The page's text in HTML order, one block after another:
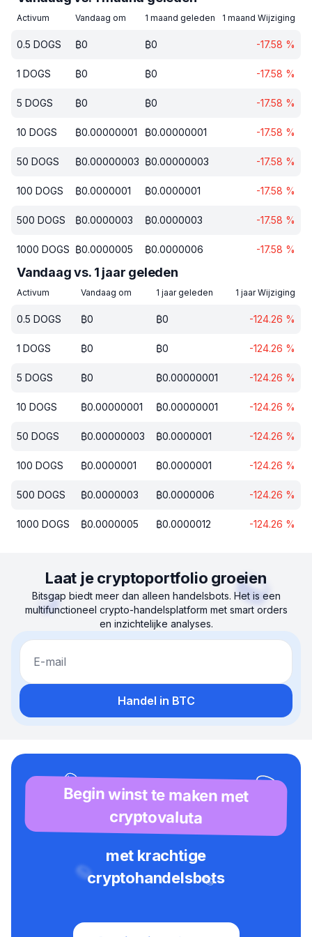
Activum Vandaag om 1 maand geleden 1 maand Wijziging
0.5 DOGS ₿0 ₿0 -17.58 %
1 DOGS ₿0 ₿0 -17.58 %
5 DOGS ₿0 ₿0 -17.58 %
10 DOGS ₿0.00000001 ₿0.00000001 -17.58 %
50 DOGS ₿0.00000003 ₿0.00000003 -17.58 %
100 DOGS ₿0.0000001 ₿0.0000001 -17.58 %
500 DOGS ₿0.0000003 ₿0.0000003 -17.58 %
1000 DOGS ₿0.0000005 ₿0.0000006 -17.58 %
Vandaag vs. 1 jaar geleden
Activum Vandaag om 1 jaar geleden 1 jaar Wijziging
0.5 DOGS ₿0 ₿0 -124.26 %
1 DOGS ₿0 ₿0 -124.26 %
5 DOGS ₿0 ₿0.00000001 -124.26 %
10 DOGS ₿0.00000001 ₿0.00000001 -124.26 %
50 DOGS ₿0.00000003 ₿0.0000001 -124.26 %
100 DOGS ₿0.0000001 ₿0.0000001 -124.26 %
500 DOGS ₿0.0000003 ₿0.0000006 -124.26 %
1000 DOGS ₿0.0000005 ₿0.0000012 -124.26 %
Laat je cryptoportfolio groeien
Bitsgap biedt meer dan alleen handelsbots. Het is een
multifunctioneel crypto-handelsplatform met smart orders
en inzichtelijke analyses.
E-mail
Handel in BTC
Begin winst te maken met
cryptovaluta
met krachtige
cryptohandelsbots